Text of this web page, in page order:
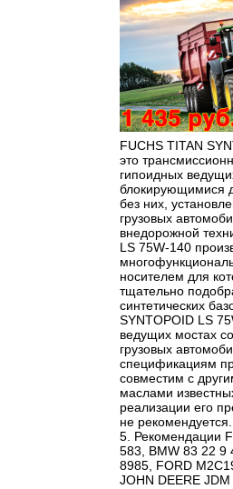
FUCHS TITAN
это
гипоидных
блокирующимися
без них,
грузовых
внедорожной
LS 75W-140
носителем для
тщательно
синтетических
SYNTOPOID LS
ведущих мостах
грузовых
спецификациям
совместим с
маслами
реализации его
не
5. Рекомендации
583, BMW 83 22 9
8985, FORD
JOHN DEERE